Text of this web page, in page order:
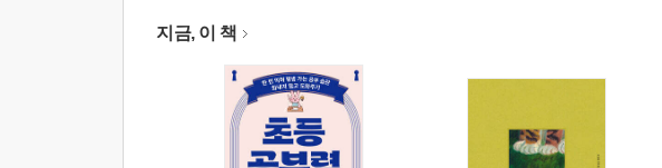
지금, 이 책